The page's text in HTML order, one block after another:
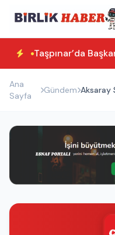
Taşpınar’da
Ana
Sayfa
Gündem Aksaray